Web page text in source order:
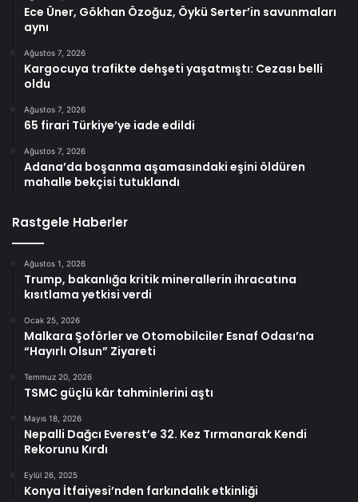
Ece Üner, Gökhan Özoğuz, Öykü Serter’in savunmaları
aynı
Ağustos 7, 2026
Kargocuya trafikte dehşeti yaşatmıştı: Cezası belli
oldu
Ağustos 7, 2026
65 firari Türkiye’ye iade edildi
Ağustos 7, 2026
Adana’da boşanma aşamasındaki eşini öldüren
mahalle bekçisi tutuklandı
Rastgele Haberler
Ağustos 1, 2026
Trump, bakanlığa kritik minerallerin ihracatına
kısıtlama yetkisi verdi
Ocak 25, 2026
Malkara Şoförler ve Otomobilciler Esnaf Odası’na
“Hayırlı Olsun” Ziyareti
Temmuz 20, 2026
TSMC güçlü kâr tahminlerini aştı
Mayıs 18, 2026
Nepalli Dağcı Everest’e 32. Kez Tırmanarak Kendi
Rekorunu Kırdı
Eylül 26, 2025
Konya İtfaiyesi’nden farkındalık etkinliği